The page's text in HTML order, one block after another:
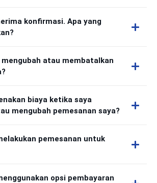
konfirmasi. Apa yang
atau membatalkan
biaya ketika saya
mengubah pemesanan saya?
pemesanan untuk
opsi pembayaran